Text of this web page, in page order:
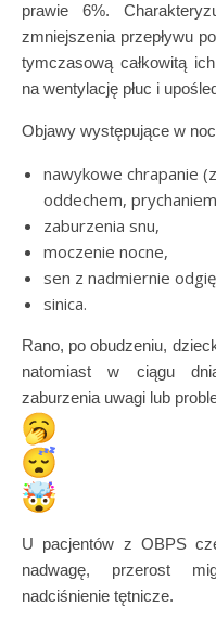
prawie 6%.
zmniejszenia przepływu
tymczasową całkowitą
na wentylację płuc i
Objawy występujące w
nawykowe chrapanie
oddechem,
zaburzenia snu,
moczenie nocne,
sen z nadmiernie
sinica.
Rano, po obudzeniu,
natomiast w ciągu
zaburzenia uwagi lub
U pacjentów z OBPS
nadwagę, przerost
nadciśnienie tętnicze.